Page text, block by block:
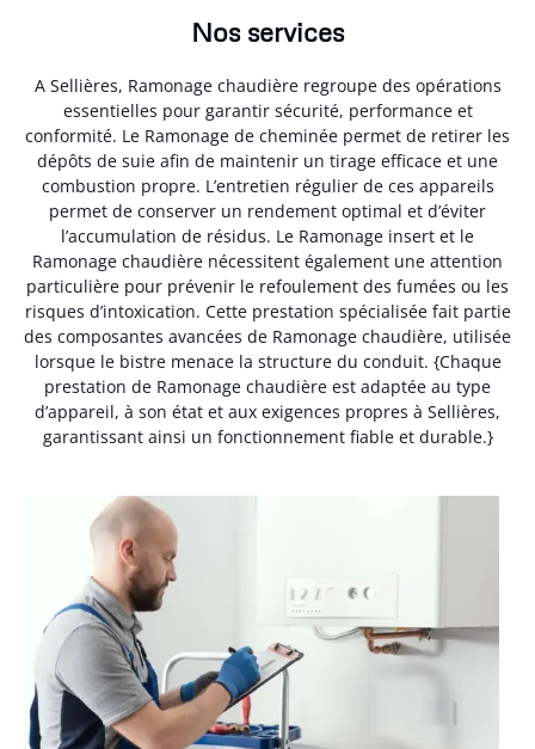
Nos services
A Sellières, Ramonage chaudière regroupe des opérations
essentielles pour garantir sécurité, performance et
conformité. Le Ramonage de cheminée permet de retirer les
dépôts de suie afin de maintenir un tirage efficace et une
combustion propre. L’entretien régulier de ces appareils
permet de conserver un rendement optimal et d’éviter
l’accumulation de résidus. Le Ramonage insert et le
Ramonage chaudière nécessitent également une attention
particulière pour prévenir le refoulement des fumées ou les
risques d’intoxication. Cette prestation spécialisée fait partie
des composantes avancées de Ramonage chaudière, utilisée
lorsque le bistre menace la structure du conduit. {Chaque
prestation de Ramonage chaudière est adaptée au type
d’appareil, à son état et aux exigences propres à Sellières,
garantissant ainsi un fonctionnement fiable et durable.}